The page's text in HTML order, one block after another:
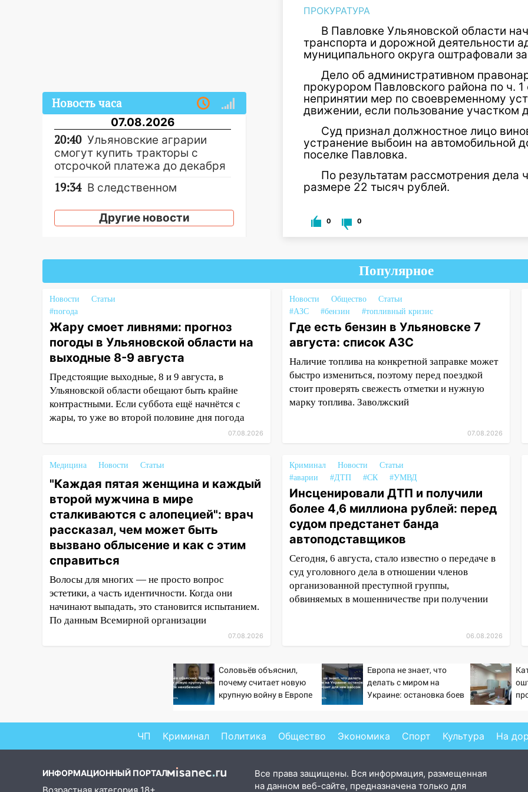
ПРОКУРАТУРА
В Павловке Ульяновской области
транспорта и дорожной деятельности
муниципального округа оштрафовали
Дело об административном
прокурором Павловского района по ч.
непринятии мер по своевременному
движении, если пользование участком
Суд признал должностное лицо
устранение выбоин на автомобильной
поселке Павловка.
По результатам рассмотрения дела
размере 22 тысяч рублей.
0 0
Новость часа
07.08.2026
20:40 Ульяновские аграрии
смогут купить тракторы с
отсрочкой платежа до декабря
19:34 В следственном
торжественное мероприятие,
приуроченное к празднованию
19:30 Ульяновцев приглашают
поддержать «Симбирскую
чебурашку» на фестивале
«ФормАРТ»
18:11 Ульяновская область
стала пилотным регионом
проекта «Культурное
долголетие»
17:16 В реанимацию
Ульяновской областной
16:51
В Чердаклинском районе
ремонтируют дороги, ставят
остановки и проводят новое
освещение
16:35 В Ульяновске установили
ещё девять бункеров для
крупногабаритного мусора
16:26 В Ульяновске бесплатно
покажут матч «Волги» под
открытым небом
16:12 В Ульяновском
Ульяновцы могут
вернуть деньги за абонементы
«Рекорд-Fitness»
15:34 После вмешательства
Ульяновской области привели
в порядок детские площадки
Другие новости
Популярное
Новости
Статьи
#погода
Жару смоет ливнями: прогноз
погоды в Ульяновской области на
выходные 8-9 августа
Предстоящие выходные, 8 и 9 августа, в
Ульяновской области обещают быть крайне
контрастными. Если суббота ещё начнётся с
жары, то уже во второй половине дня погода
07.08.2026
Новости Общество
Статьи
#АЗС
#бензин #топливный кризис
Где есть бензин в Ульяновске 7
августа: список АЗС
Наличие топлива на конкретной заправке может
быстро измениться, поэтому перед поездкой
стоит проверять свежесть отметки и нужную
марку топлива. Заволжский
07.08.2026
Медицина Новости Статьи
"Каждая пятая женщина и каждый
второй мужчина в мире
сталкиваются с алопецией": врач
рассказал, чем может быть
вызвано облысение и как с этим
справиться
Волосы для многих — не просто вопрос
эстетики, а часть идентичности. Когда они
начинают выпадать, это становится испытанием.
По данным Всемирной организации
07.08.2026
Криминал Новости
Статьи
#аварии
#ДТП #СК #УМВД
Инсценировали ДТП и получили
более 4,6 миллиона рублей: перед
судом предстанет банда
автоподставщиков
Сегодня, 6 августа, стало известно о передаче в
суд уголовного дела в отношении членов
организованной преступной группы,
обвиняемых в мошенничестве при получении
06.08.2026
Соловьёв объяснил,
почему считает новую
крупную войну в Европе
Европа не знает, что
делать с миром на
Украине: остановка боев
ЧП Криминал Политика Общество Экономика Спорт Культура На
ИНФОРМАЦИОННЫЙ ПОРТАЛ
Все права защищены. Вся информация, размещенная
на данном веб-сайте, предназначена только для